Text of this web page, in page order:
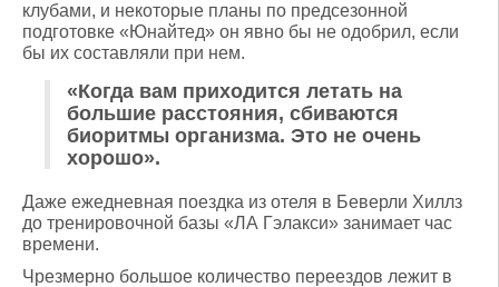
клубами, и некоторые планы по предсезонной
подготовке «Юнайтед» он явно бы не одобрил, если
бы их составляли при нем.
«Когда вам приходится летать на
большие расстояния, сбиваются
биоритмы организма. Это не очень
хорошо».
Даже ежедневная поездка из отеля в Беверли Хиллз
до тренировочной базы «ЛА Гэлакси» занимает час
времени.
Чрезмерно большое количество переездов лежит в